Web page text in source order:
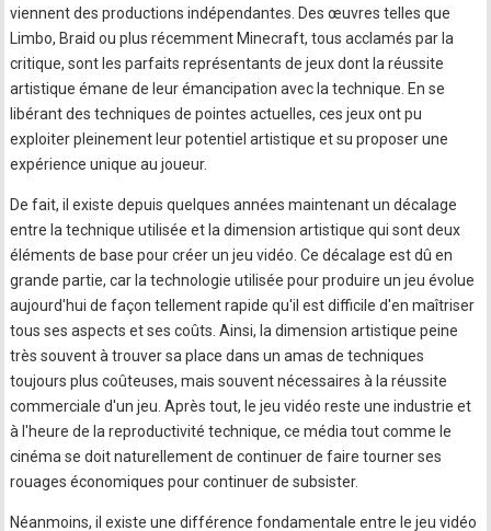
viennent des productions indépendantes. Des œuvres telles que
Limbo, Braid ou plus récemment Minecraft, tous acclamés par la
critique, sont les parfaits représentants de jeux dont la réussite
artistique émane de leur émancipation avec la technique. En se
libérant des techniques de pointes actuelles, ces jeux ont pu
exploiter pleinement leur potentiel artistique et su proposer une
expérience unique au joueur.
De fait, il existe depuis quelques années maintenant un décalage
entre la technique utilisée et la dimension artistique qui sont deux
éléments de base pour créer un jeu vidéo. Ce décalage est dû en
grande partie, car la technologie utilisée pour produire un jeu évolue
aujourd'hui de façon tellement rapide qu'il est difficile d'en maîtriser
tous ses aspects et ses coûts. Ainsi, la dimension artistique peine
très souvent à trouver sa place dans un amas de techniques
toujours plus coûteuses, mais souvent nécessaires à la réussite
commerciale d'un jeu. Après tout, le jeu vidéo reste une industrie et
à l'heure de la reproductivité technique, ce média tout comme le
cinéma se doit naturellement de continuer de faire tourner ses
rouages économiques pour continuer de subsister.
Néanmoins, il existe une différence fondamentale entre le jeu vidéo